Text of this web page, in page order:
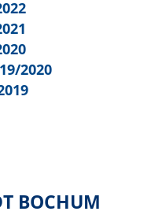
2020
BOCHUM